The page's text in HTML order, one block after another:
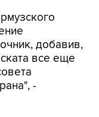
добавив,
все еще
-